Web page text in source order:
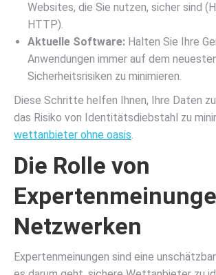
Websites, die Sie nutzen, sicher sind
HTTP).
Aktuelle Software: Halten Sie Ihre
Anwendungen immer auf dem
Sicherheitsrisiken zu minimieren.
Diese Schritte helfen Ihnen, Ihre Daten
das Risiko von Identitätsdiebstahl zu
wettanbieter ohne oasis.
Die Rolle von
Netzwerken
Expertenmeinungen sind eine